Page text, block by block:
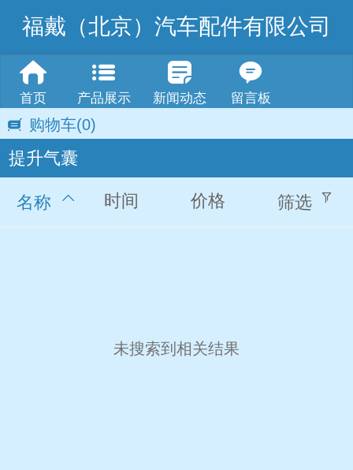
福戴（北京）汽车配件有限公司
首页 产品展示 新闻动态 留言板
购物车(0)
提升气囊
名称 时间 价格 筛选
未搜索到相关结果